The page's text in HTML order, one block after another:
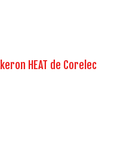
HEAT de Corelec